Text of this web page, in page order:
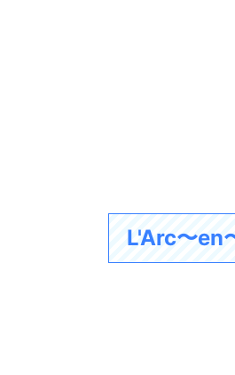
L'Arc〜en